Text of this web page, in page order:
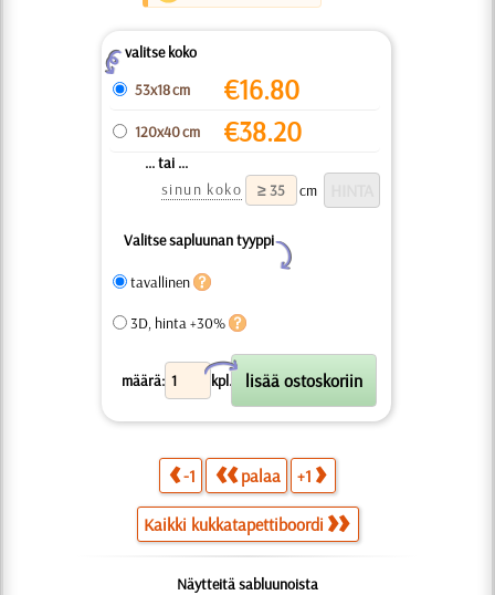
Zvalitse koko
53x18 cm
€16.80
120x40 cm €38.20
... tai ...
sinun koko
cm
Valitse sapluunan tyyppi
Y
tavallinen
3D, hinta +30%
määrä: kpl.
X
-1 palaa +1
Kaikki kukkatapettiboordi
Näytteitä sabluunoista